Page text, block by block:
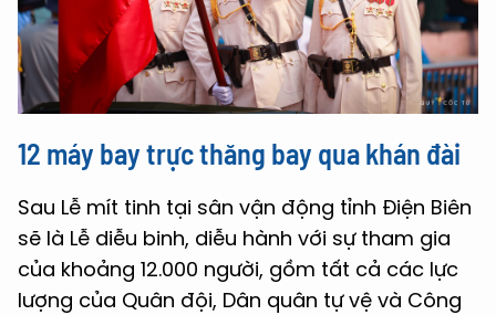
12 máy bay trực thăng bay qua khán đài
Sau Lễ mít tinh tại sân vận động tỉnh Điện Biên
sẽ là Lễ diễu binh, diễu hành với sự tham gia
của khoảng 12.000 người, gồm tất cả các lực
lượng của Quân đội, Dân quân tự vệ và Công